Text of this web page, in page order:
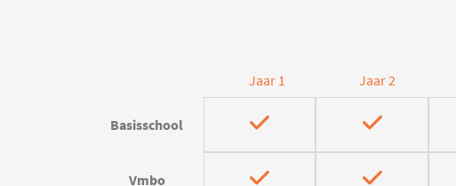
Jaar 1 Jaar 2
Basisschool
Vmbo